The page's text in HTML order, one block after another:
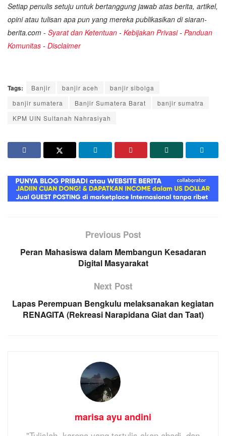
Setiap penulis setuju untuk bertanggung jawab atas berita, artikel,
opini atau tulisan apa pun yang mereka publikasikan di siaran-
berita.com - Syarat dan Ketentuan - Kebijakan Privasi- Panduan
Komunitas - Disclaimer
Tags: Banjir banjir aceh
banjir sibolga
banjir sumatera
Banjir Sumatera Barat
banjir sumatra
KPM UIN Sultanah Nahrasiyah
Previous Post
Peran Mahasiswa dalam Membangun Kesadaran
Digital Masyarakat
Next Post
Lapas Perempuan Bengkulu melaksanakan kegiatan
RENAGITA (Rekreasi Narapidana Giat dan Taat)
marisa ayu andini